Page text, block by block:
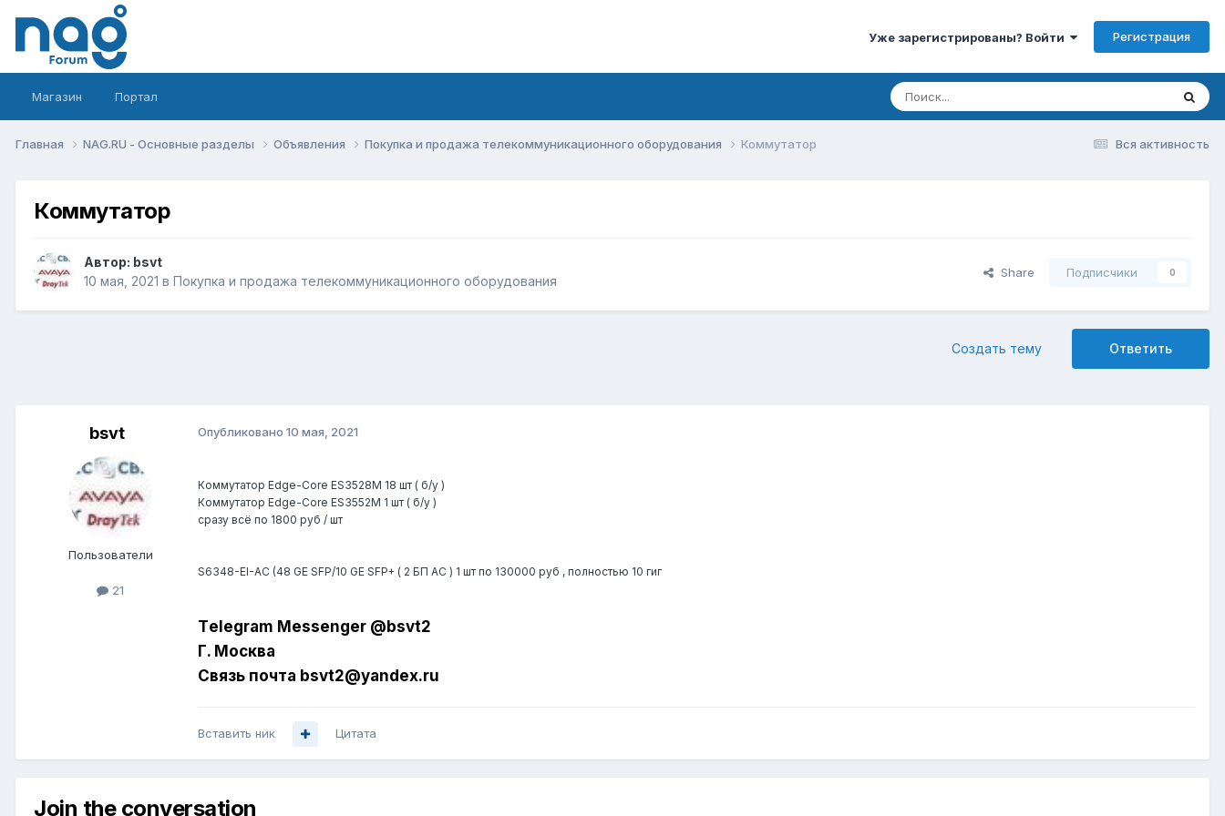
Уже зарегистрированы? Войти Регистрация
Магазин Портал
Вся активность
Главная NAG.RU - Основные разделы Объявления Покупка и продажа телекоммуникационного оборудования Коммутатор
Коммутатор
Автор: bsvt
10 мая, 2021 в Покупка и продажа телекоммуникационного оборудования
Share Подписчики 0
Ответить
Создать тему
bsvt
Пользователи
21
Опубликовано 10 мая, 2021
Коммутатор Edge-Core ES3528M 18 шт ( б/у )
Коммутатор Edge-Core ES3552M 1 шт ( б/у )
сразу всё по 1800 руб / шт
S6348-EI-АС (48 GE SFP/10 GE SFP+ ( 2 БП АС ) 1 шт по 130000 руб , полностью 10 гиг
Tеlеgrаm Messеngеr @bsvt2
Г. Москва
Связь почта bsvt2@yandex.ru
Вставить ник Цитата
Join the conversation